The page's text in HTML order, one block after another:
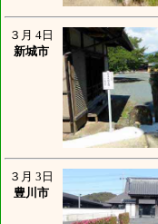
３月 4日
新城市
３月 3日
豊川市